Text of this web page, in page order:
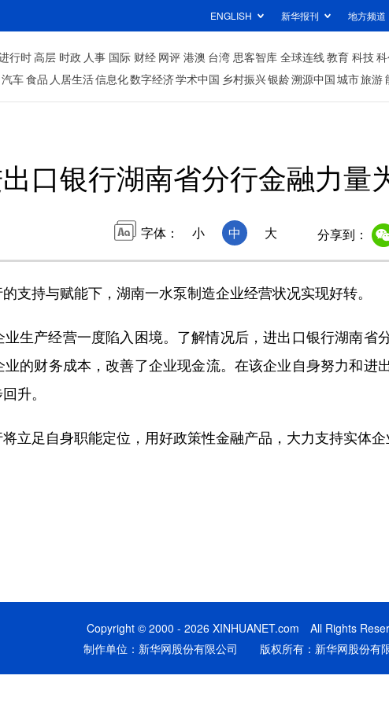
ENGLISH 新华报刊 地方频道
行时高层 时政 人事 国际 财经 网评 港澳 台湾 思客智库 全球连线教育 科技
汽车食品 人居生活信息化数字经济学术中国 乡村振兴银龄溯源中国城市旅游
口银行湖南省分行金融力量
字体： 小 中 大 分享到：
持与赋能下，湖南一水泵制造企业经营状况实现好转。
产经营一度陷入困境。了解情况后，进出口银行湖南省
的财务成本，改善了企业现金流。在该企业自身努力和
升。
足自身职能定位，用好政策性金融产品，大力支持实体企
Copyright © 2000 - 2026 XINHUANET.com All Rights
制作单位：新华网股份有限公司 版权所有：新华网股份有